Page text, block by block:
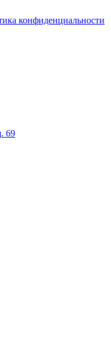
конфиденциальности
69